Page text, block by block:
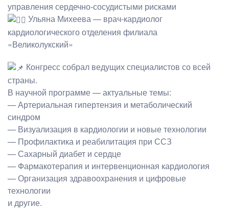
управления сердечно-сосудистыми рисками
Ульяна Михеева — врач-кардиолог
кардиологического отделения филиала
«Великолукский»
Конгресс собрал ведущих специалистов со всей
страны.
В научной программе — актуальные темы:
— Артериальная гипертензия и метаболический
синдром
— Визуализация в кардиологии и новые технологии
— Профилактика и реабилитация при ССЗ
— Сахарный диабет и сердце
— Фармакотерапия и интервенционная кардиология
— Организация здравоохранения и цифровые
технологии
и другие.